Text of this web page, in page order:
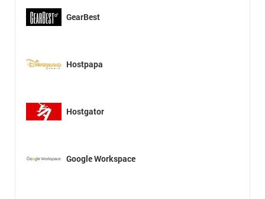
GearBest
Hostpapa
Hostgator
Google Workspace